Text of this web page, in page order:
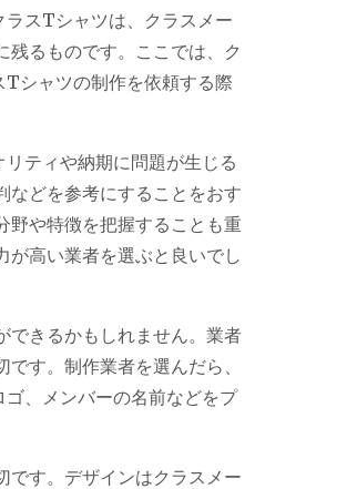
ラスTシャツは、クラスメー
残るものです。ここでは、ク
シャツの制作を依頼する際
ティや納期に問題が生じる
などを参考にすることをおす
野や特徴を把握することも重
が高い業者を選ぶと良いでし
できるかもしれません。業者
す。制作業者を選んだら、
、メンバーの名前などをプ
です。デザインはクラスメー